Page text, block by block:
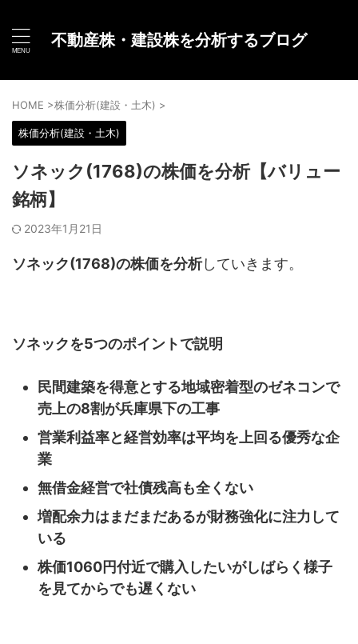
不動産株・建設株を分析するブログ
HOME >株価分析(建設・土木) >
株価分析(建設・土木)
ソネック(1768)の株価を分析【バリュー
銘柄】
2023年1月21日
ソネック(1768)の株価を分析していきます。
ソネックを5つのポイントで説明
民間建築を得意とする地域密着型のゼネコンで
売上の8割が兵庫県下の工事
営業利益率と経営効率は平均を上回る優秀な企
業
無借金経営で社債残高も全くない
増配余力はまだまだあるが財務強化に注力して
いる
株価1060円付近で購入したいがしばらく様子
を見てからでも遅くない